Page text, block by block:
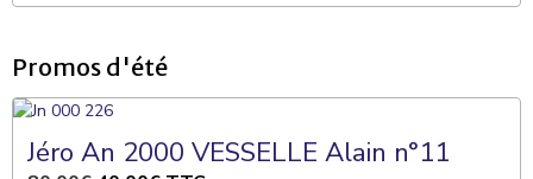
Promos d'été
Jéro An 2000 VESSELLE Alain n°11